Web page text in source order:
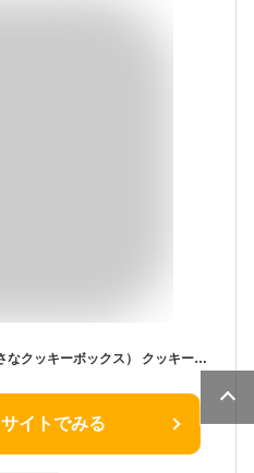
Trois （トロワ） （お配り用 小さなクッキーボックス） クッキー 詰め合わせ 人気 お菓子 ギフト おしゃれ 個包装 焼き菓子 ホワイトデー お返し ホワイトデーのお返し お世話になりました ありがとう 退職 お礼 プレゼント プチギフト お礼 (ヴィンテージブラウン)
イトでみる